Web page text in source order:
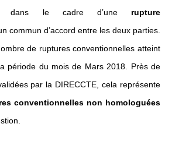
dans le cadre d’une rupture
commun d’accord entre les deux parties.
de ruptures conventionnelles atteint
période du mois de Mars 2018. Près de
par la DIRECCTE, cela représente
conventionnelles non homologuées